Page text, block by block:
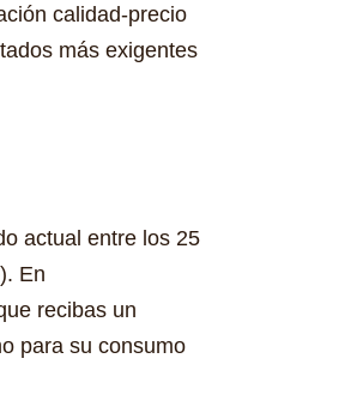
calidad-precio
más exigentes
actual entre los 25
En
recibas un
para su consumo